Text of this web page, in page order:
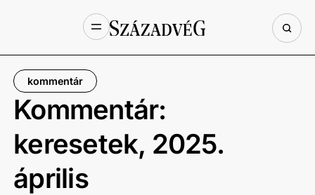
kommentár
Kommentár:
keresetek, 2025.
április